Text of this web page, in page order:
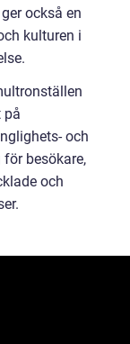
också en
kulturen i
på
och
besökare,
och